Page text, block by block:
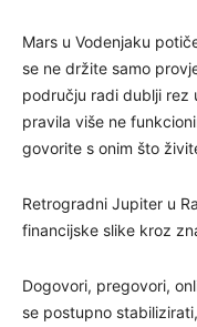
Mars u Vodenjaku
se ne držite samo
području radi dublji rez
pravila više ne
govorite s onim što
Retrogradni Jupiter u
financijske slike kroz
Dogovori, pregovori,
se postupno